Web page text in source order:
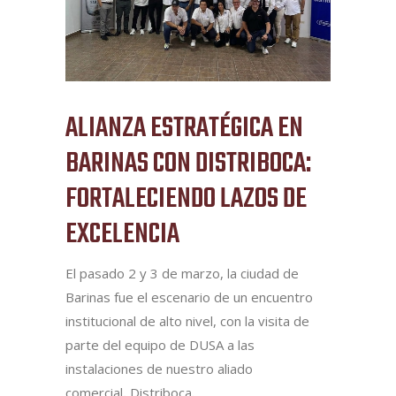
ALIANZA ESTRATÉGICA EN
BARINAS CON DISTRIBOCA:
FORTALECIENDO LAZOS DE
EXCELENCIA
El pasado 2 y 3 de marzo, la ciudad de
Barinas fue el escenario de un encuentro
institucional de alto nivel, con la visita de
parte del equipo de DUSA a las
instalaciones de nuestro aliado
comercial, Distriboca.